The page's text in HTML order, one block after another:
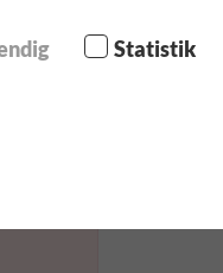
Statistik